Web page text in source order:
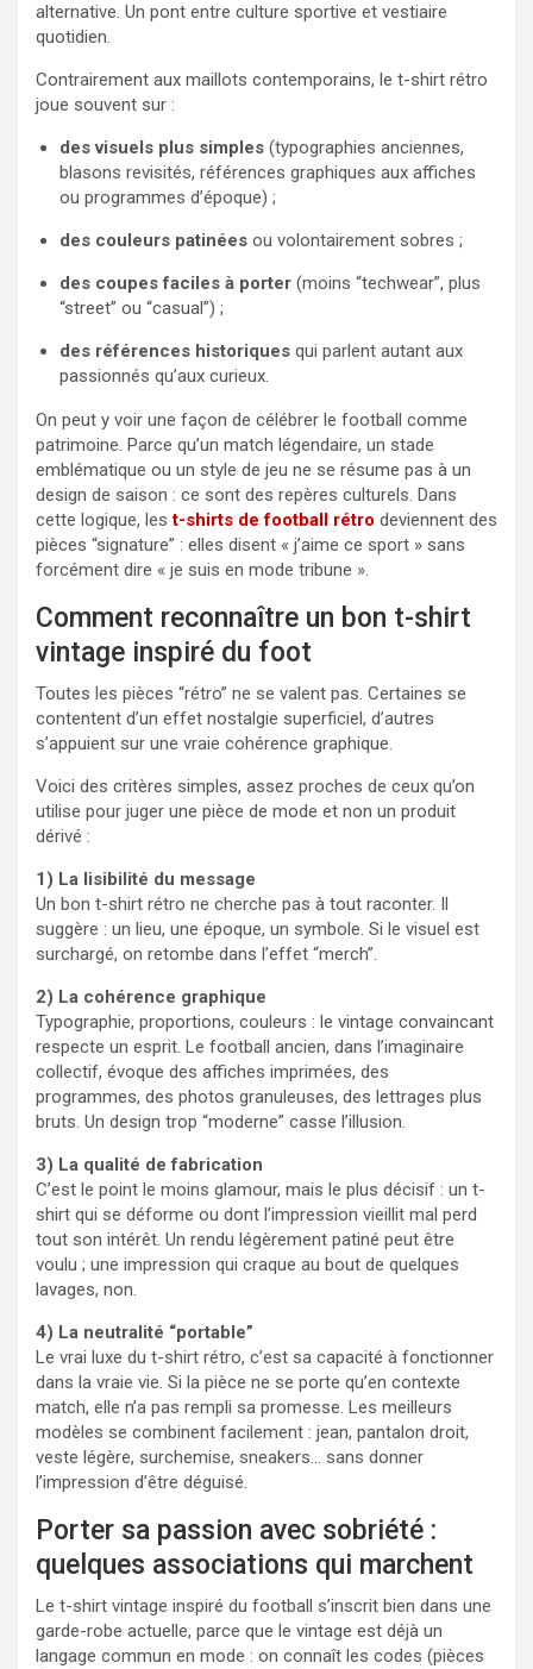
alternative. Un pont entre culture sportive et vestiaire
quotidien.
Contrairement aux maillots contemporains, le t-shirt rétro
joue souvent sur :
des visuels plus simples (typographies anciennes,
blasons revisités, références graphiques aux affiches
ou programmes d’époque) ;
des couleurs patinées ou volontairement sobres ;
des coupes faciles à porter (moins “techwear”, plus
“street” ou “casual”) ;
des références historiques qui parlent autant aux
passionnés qu’aux curieux.
On peut y voir une façon de célébrer le football comme
patrimoine. Parce qu’un match légendaire, un stade
emblématique ou un style de jeu ne se résume pas à un
design de saison : ce sont des repères culturels. Dans
cette logique, lest-shirts de football rétro deviennent des
pièces “signature” : elles disent « j’aime ce sport » sans
forcément dire « je suis en mode tribune ».
Comment reconnaître un bon t-shirt
vintage inspiré du foot
Toutes les pièces “rétro” ne se valent pas. Certaines se
contentent d’un effet nostalgie superficiel, d’autres
s’appuient sur une vraie cohérence graphique.
Voici des critères simples, assez proches de ceux qu’on
utilise pour juger une pièce de mode et non un produit
dérivé :
1) La lisibilité du message
Un bon t-shirt rétro ne cherche pas à tout raconter. Il
suggère : un lieu, une époque, un symbole. Si le visuel est
surchargé, on retombe dans l’effet “merch”.
2) La cohérence graphique
Typographie, proportions, couleurs : le vintage convaincant
respecte un esprit. Le football ancien, dans l’imaginaire
collectif, évoque des affiches imprimées, des
programmes, des photos granuleuses, des lettrages plus
bruts. Un design trop “moderne” casse l’illusion.
3) La qualité de fabrication
C’est le point le moins glamour, mais le plus décisif : un t-
shirt qui se déforme ou dont l’impression vieillit mal perd
tout son intérêt. Un rendu légèrement patiné peut être
voulu ; une impression qui craque au bout de quelques
lavages, non.
4) La neutralité “portable”
Le vrai luxe du t-shirt rétro, c’est sa capacité à fonctionner
dans la vraie vie. Si la pièce ne se porte qu’en contexte
match, elle n’a pas rempli sa promesse. Les meilleurs
modèles se combinent facilement : jean, pantalon droit,
veste légère, surchemise, sneakers… sans donner
l’impression d’être déguisé.
Porter sa passion avec sobriété :
quelques associations qui marchent
Le t-shirt vintage inspiré du football s’inscrit bien dans une
garde-robe actuelle, parce que le vintage est déjà un
langage commun en mode : on connaît les codes (pièces